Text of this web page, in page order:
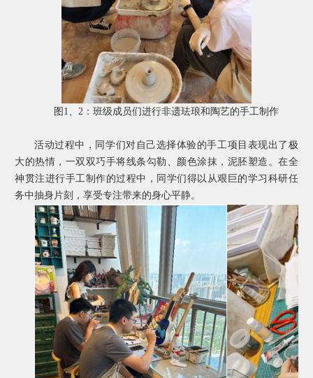
图 1、 2：班级成员们进行非遗珐琅和陶艺的手工制作
活动过程中，同学们对自己选择体验的手工项目表现出了极
大的热情，一双双巧手将线条勾勒、颜色涂抹，泥胚塑造。在全
神贯注进行手工制作的过程中，同学们得以从艰巨的学习科研任
务中抽身片刻，享受专注带来的身心平静。